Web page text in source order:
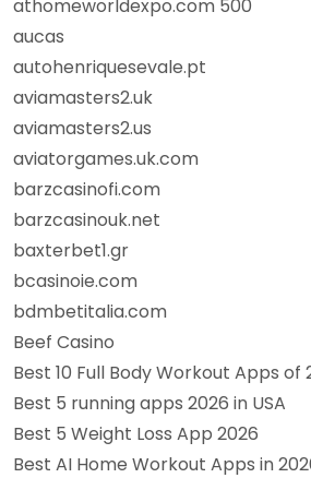
athomeworldexpo.com 500
aucas
autohenriquesevale.pt
aviamasters2.uk
aviamasters2.us
aviatorgames.uk.com
barzcasinofi.com
barzcasinouk.net
baxterbet1.gr
bcasinoie.com
bdmbetitalia.com
Beef Casino
Best 10 Full Body Workout Apps of
Best 5 running apps 2026 in USA
Best 5 Weight Loss App 2026
Best AI Home Workout Apps in